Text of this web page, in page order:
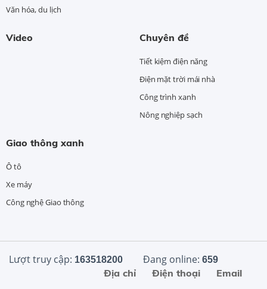
Văn hóa, du lịch
Video Chuyên đề
Tiết kiệm điện năng
Điện mặt trời mái nhà
Công trình xanh
Nông nghiệp sạch
Giao thông xanh
Ô tô
Xe máy
Công nghệ Giao thông
Lượt truy cập: 163518200 Đang online: 659
Email
Điện thoại
Địa chỉ